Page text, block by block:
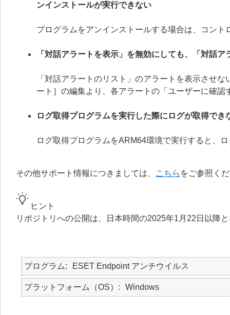
ンインストールが実行できない
プログラムをアンインストールする場合は、コン
「対話アラートを表示」を無効にしても、「対話
「対話アラートのリスト」のアラートを表示させ
ート］の編集より、各アラートの「ユーザーに確
ログ取得プログラムを実行した際にログが取得でき
ログ取得プログラムをARM64環境で実行すると、
その他サポート情報につきましては、 こちら をご参照く
ヒント
リポジトリへの公開は、日本時間の2025年1月22日以降
プログラム ESET Endpoint アンチウイルス
プラットフォーム（OS） Windows